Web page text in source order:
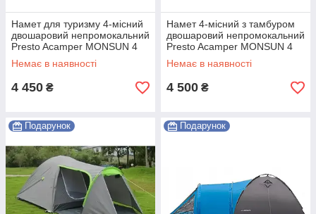
Намет для туризму 4-місний
двошаровий непромокальний
Presto Acamper MONSUN 4
PRO зелений Shopik
Немає в наявності
4 450 ₴
Намет 4-місний з тамбуром
двошаровий непромокальний
Presto Acamper MONSUN 4
PRO синій Shopik
Немає в наявності
4 500 ₴
Подарунок Подарунок